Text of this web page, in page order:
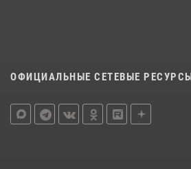
ОФИЦИАЛЬНЫЕ СЕТЕВЫЕ РЕСУРСЫ